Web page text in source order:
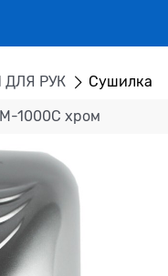
РУК Сушилка
1000C хром